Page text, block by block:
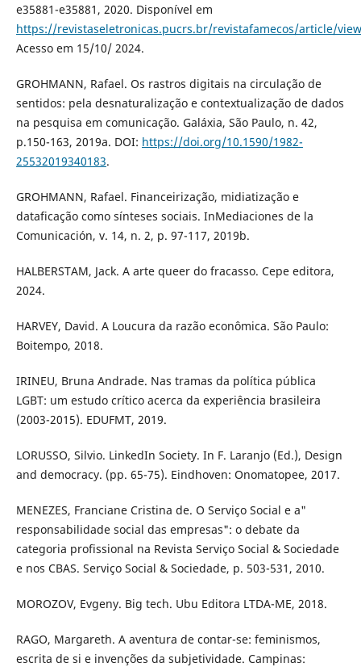
e35881-e35881, 2020. Disponível em
https://revistaseletronicas.pucrs.br/revistafamecos/article/
Acesso em 15/10/ 2024.
GROHMANN, Rafael. Os rastros digitais na circulação de
sentidos: pela desnaturalização e contextualização de dados
na pesquisa em comunicação. Galáxia, São Paulo, n. 42,
p.150-163, 2019a. DOI: https://doi.org/10.1590/1982-
25532019340183.
GROHMANN, Rafael. Financeirização, midiatização e
dataficação como sínteses sociais. InMediaciones de la
Comunicación, v. 14, n. 2, p. 97-117, 2019b.
HALBERSTAM, Jack. A arte queer do fracasso. Cepe editora,
2024.
HARVEY, David. A Loucura da razão econômica. São Paulo:
Boitempo, 2018.
IRINEU, Bruna Andrade. Nas tramas da política pública
LGBT: um estudo crítico acerca da experiência brasileira
(2003-2015). EDUFMT, 2019.
LORUSSO, Silvio. LinkedIn Society. In F. Laranjo (Ed.), Design
and democracy. (pp. 65-75). Eindhoven: Onomatopee, 2017.
MENEZES, Franciane Cristina de. O Serviço Social e a"
responsabilidade social das empresas": o debate da
categoria profissional na Revista Serviço Social & Sociedade
e nos CBAS. Serviço Social & Sociedade, p. 503-531, 2010.
MOROZOV, Evgeny. Big tech. Ubu Editora LTDA-ME, 2018.
RAGO, Margareth. A aventura de contar-se: feminismos,
escrita de si e invenções da subjetividade. Campinas: